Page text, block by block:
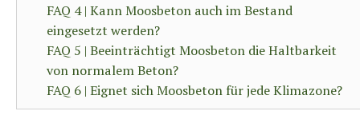
FAQ 4 | Kann Moosbeton auch im Bestand
eingesetzt werden?
FAQ 5 | Beeinträchtigt Moosbeton die Haltbarkeit
von normalem Beton?
FAQ 6 | Eignet sich Moosbeton für jede Klimazone?